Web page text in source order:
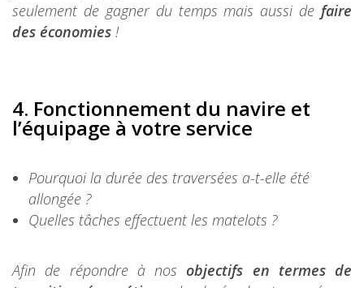
seulement de gagner du temps mais aussi de faire
des économies !
4. Fonctionnement du navire et
l’équipage à votre service
Pourquoi la durée des traversées a-t-elle été
allongée ?
Quelles tâches effectuent les matelots ?
Afin de répondre à nosobjectifs en termes de